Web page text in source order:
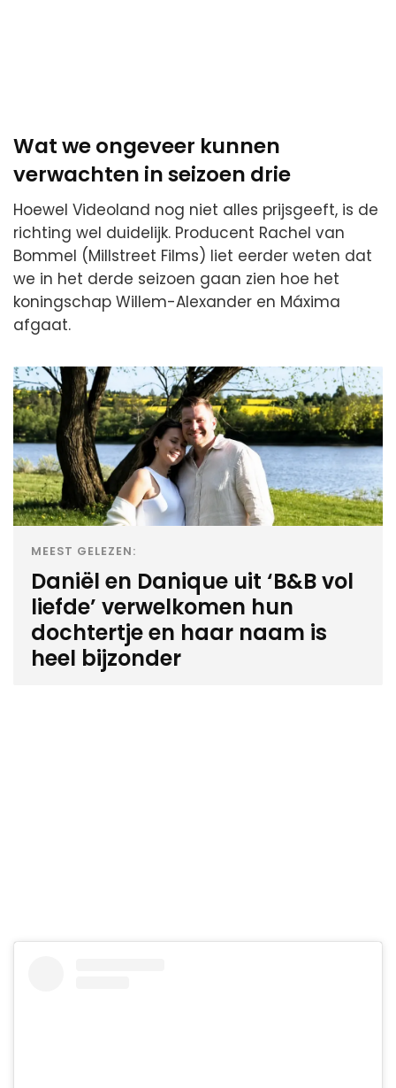
Wat we ongeveer kunnen
verwachten in seizoen drie
Hoewel Videoland nog niet alles prijsgeeft, is de
richting wel duidelijk. Producent Rachel van
Bommel (Millstreet Films) liet eerder weten dat
we in het derde seizoen gaan zien hoe het
koningschap Willem-Alexander en Máxima
afgaat.
MEEST GELEZEN:
Daniël en Danique uit ‘B&B vol
liefde’ verwelkomen hun
dochtertje en haar naam is
heel bijzonder